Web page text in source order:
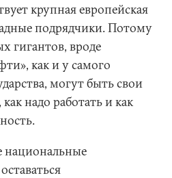
крупная европейская
подрядчики. Потому
гигантов, вроде
как и у самого
могут быть свои
надо работать и как
национальные